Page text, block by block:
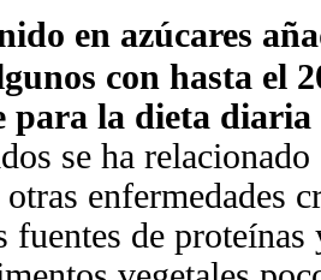
en azúcares
con hasta el
para la dieta
se ha
otras enfermedades
fuentes de